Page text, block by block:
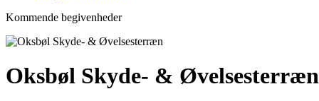
Kommende begivenheder
Oksbøl Skyde- & Øvelsesterræn